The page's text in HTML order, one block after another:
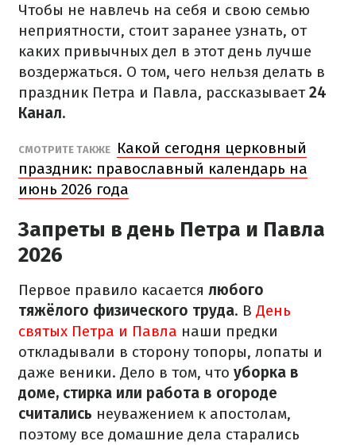
Чтобы не навлечь на себя и свою семью
неприятности, стоит заранее узнать, от
каких привычных дел в этот день лучше
воздержаться. О том, чего нельзя делать в
праздник Петра и Павла, рассказывает24
Канал.
СМОТРИТЕ ТАКЖЕ
Какой сегодня церковный
праздник: православный календарь на
июнь 2026 года
Запреты в день Петра и Павла
2026
Первое правило касается любого
тяжёлого физического труда. В День
святых Петра и Павла наши предки
откладывали в сторону топоры, лопаты и
даже веники. Дело в том, что уборка в
доме, стирка или работа в огороде
считались неуважением к апостолам,
поэтому все домашние дела старались